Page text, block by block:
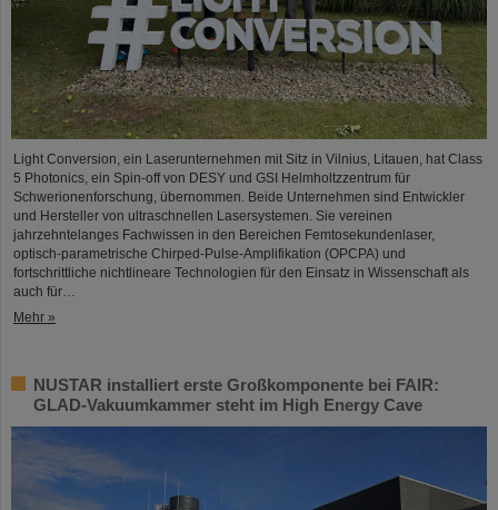
Light Conversion, ein Laserunternehmen mit Sitz in Vilnius, Litauen, hat Class
5 Photonics, ein Spin-off von DESY und GSI Helmholtzzentrum für
Schwerionenforschung, übernommen. Beide Unternehmen sind Entwickler
und Hersteller von ultraschnellen Lasersystemen. Sie vereinen
jahrzehntelanges Fachwissen in den Bereichen Femtosekundenlaser,
optisch-parametrische Chirped-Pulse-Amplifikation (OPCPA) und
fortschrittliche nichtlineare Technologien für den Einsatz in Wissenschaft als
auch für…
Mehr »
NUSTAR installiert erste Großkomponente bei FAIR:
GLAD-Vakuumkammer steht im High Energy Cave